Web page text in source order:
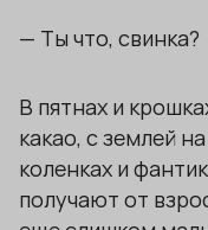
— Ты что, свинка?
В пятнах и
какао, с землей
коленках и
получают от